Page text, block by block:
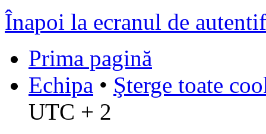
Înapoi la ecranul de
Prima pagină
Echipa • Şterge toate
UTC + 2